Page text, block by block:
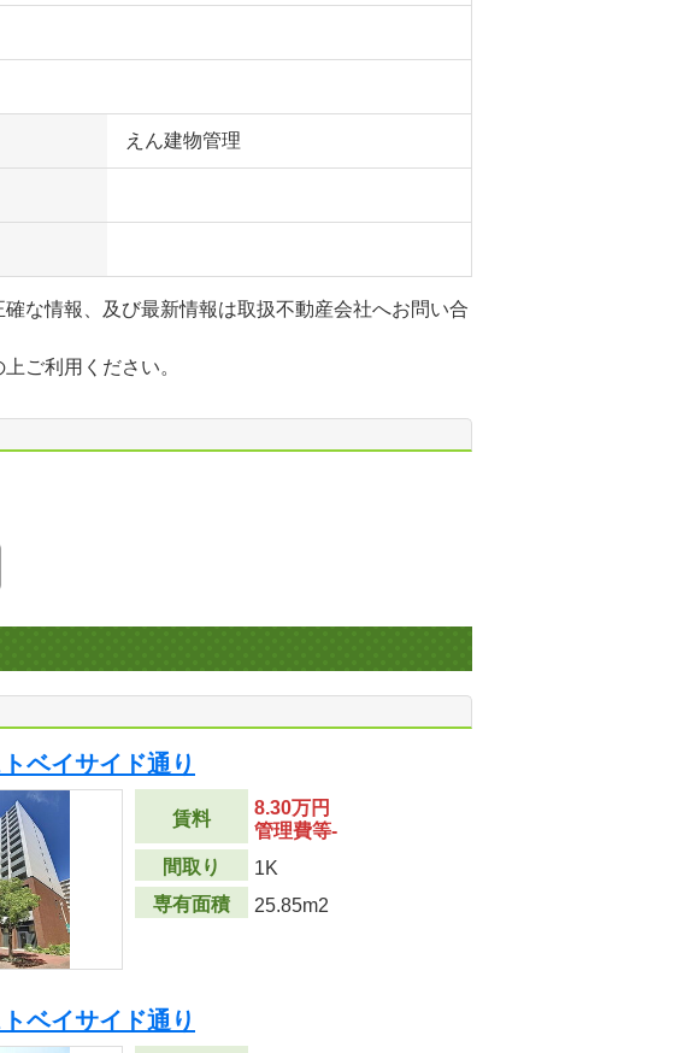
えん建物管理
な情報、及び最新情報は取扱不動産会社へお問い合
ご利用ください。
ベイサイド通り
賃料
8.30万円
管理費等-
間取り
1K
専有面積
25.85m2
ベイサイド通り